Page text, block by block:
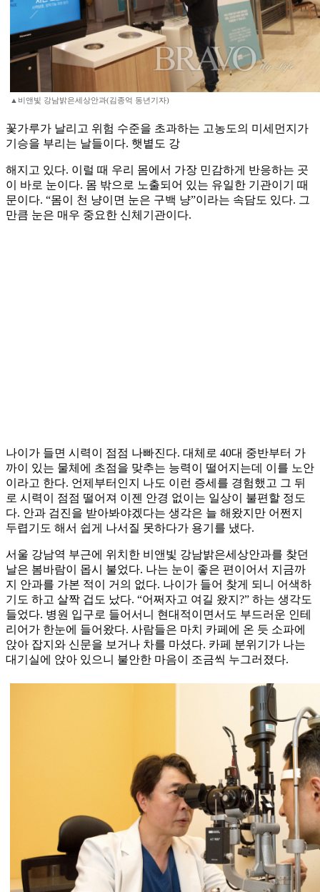
▲비앤빛 강남밝은세상안과(김종억 동년기자)
꽃가루가 날리고 위험 수준을 초과하는 고농도의 미세먼지가
기승을 부리는 날들이다. 햇볕도 강
해지고 있다. 이럴 때 우리 몸에서 가장 민감하게 반응하는 곳
이 바로 눈이다. 몸 밖으로 노출되어 있는 유일한 기관이기 때
문이다. “몸이 천 냥이면 눈은 구백 냥”이라는 속담도 있다. 그
만큼 눈은 매우 중요한 신체기관이다.
나이가 들면 시력이 점점 나빠진다. 대체로 40대 중반부터 가
까이 있는 물체에 초점을 맞추는 능력이 떨어지는데 이를 노안
이라고 한다. 언제부터인지 나도 이런 증세를 경험했고 그 뒤
로 시력이 점점 떨어져 이젠 안경 없이는 일상이 불편할 정도
다. 안과 검진을 받아봐야겠다는 생각은 늘 해왔지만 어쩐지
두렵기도 해서 쉽게 나서질 못하다가 용기를 냈다.
서울 강남역 부근에 위치한 비앤빛 강남밝은세상안과를 찾던
날은 봄바람이 몹시 불었다. 나는 눈이 좋은 편이어서 지금까
지 안과를 가본 적이 거의 없다. 나이가 들어 찾게 되니 어색하
기도 하고 살짝 겁도 났다. “어쩌자고 여길 왔지?” 하는 생각도
들었다. 병원 입구로 들어서니 현대적이면서도 부드러운 인테
리어가 한눈에 들어왔다. 사람들은 마치 카페에 온 듯 소파에
앉아 잡지와 신문을 보거나 차를 마셨다. 카페 분위기가 나는
대기실에 앉아 있으니 불안한 마음이 조금씩 누그러졌다.